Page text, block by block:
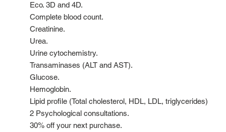
Eco. 3D and 4D.
Complete blood count.
Creatinine.
Urea.
Urine cytochemistry.
Transaminases (ALT and AST).
Glucose.
Hemoglobin.
Lipid profile (Total cholesterol, HDL, LDL, triglycerides)
2 Psychological consultations.
30% off your next purchase.